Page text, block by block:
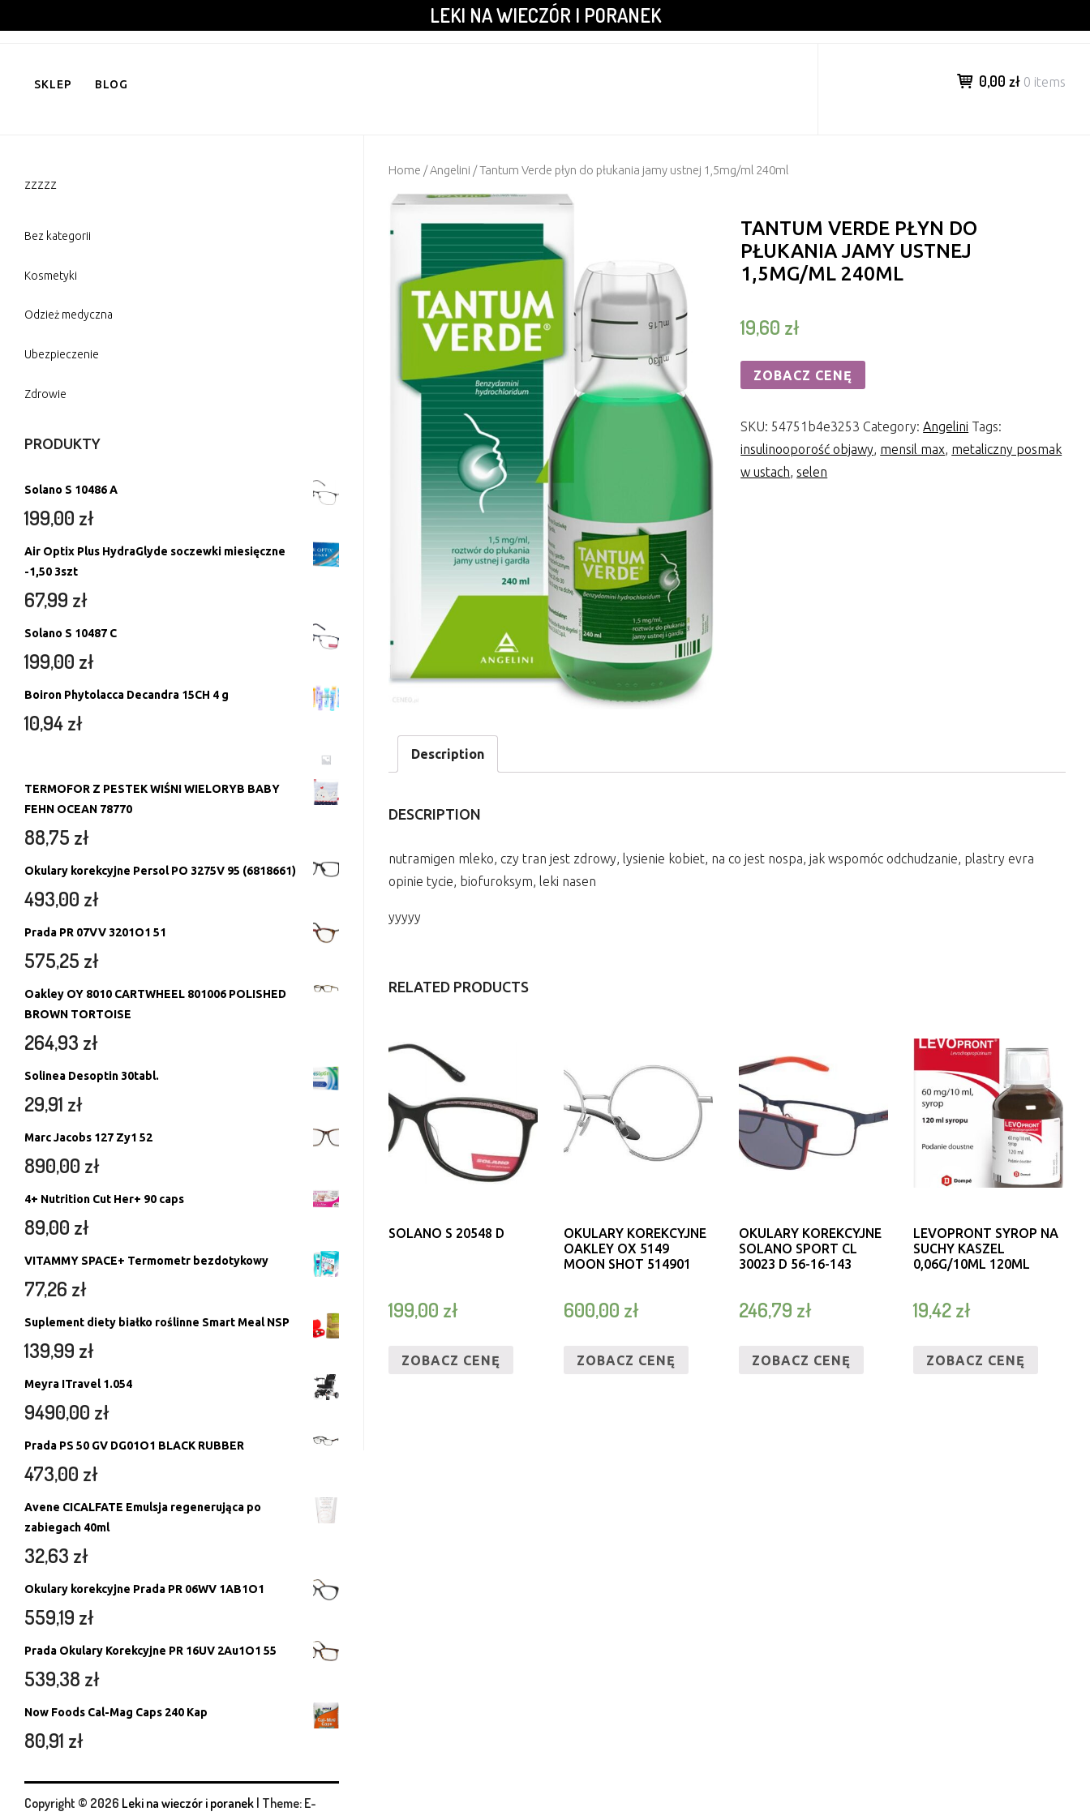
to
LEKI NA WIECZÓR I PORANEK
SKLEP BLOG 0,00 zł 0 items
Home /Angelini / Tantum Verde płyn do płukania jamy ustnej 1,5mg/ml 240ml
TANTUM VERDE PŁYN DO
PŁUKANIA JAMY USTNEJ
1,5MG/ML 240ML
19,60 zł
ZOBACZ CENĘ
SKU: 54751b4e3253 Category:Angelini Tags:
insulinooporość objawy, mensil max, metaliczny posmak
w ustach, selen
Description
DESCRIPTION
nutramigen mleko, czy tran jest zdrowy, lysienie kobiet, na co jest nospa, jak wspomóc odchudzanie, plastry evra
opinie tycie, biofuroksym, leki nasen
yyyyy
RELATED PRODUCTS
SOLANO S 20548 D
199,00 zł
ZOBACZ CENĘ
OKULARY KOREKCYJNE
OAKLEY OX 5149
MOON SHOT 514901
600,00 zł
ZOBACZ CENĘ
OKULARY KOREKCYJNE
SOLANO SPORT CL
30023 D 56-16-143
246,79 zł
ZOBACZ CENĘ
LEVOPRONT SYROP NA
SUCHY KASZEL
0,06G/10ML 120ML
19,42zł
ZOBACZ CENĘ
zzzzz
Bez kategorii
Kosmetyki
Odzież medyczna
Ubezpieczenie
Zdrowie
PRODUKTY
Solano S 10486 A
199,00 zł
Air Optix Plus HydraGlyde soczewki miesięczne
-1,50 3szt
67,99 zł
Solano S 10487 C
199,00 zł
Boiron Phytolacca Decandra 15CH 4 g
10,94zł
TERMOFOR Z PESTEK WIŚNI WIELORYB BABY
FEHN OCEAN 78770
88,75 zł
Okulary korekcyjne Persol PO 3275V 95 (6818661)
493,00 zł
Prada PR 07VV 3201O1 51
575,25 zł
Oakley OY 8010 CARTWHEEL 801006 POLISHED
BROWN TORTOISE
264,93 zł
Solinea Desoptin 30tabl.
29,91 zł
Marc Jacobs 127 Zy1 52
890,00 zł
4+ Nutrition Cut Her+ 90 caps
89,00 zł
VITAMMY SPACE+ Termometr bezdotykowy
77,26 zł
Suplement diety białko roślinne Smart Meal NSP
139,99 zł
Meyra ITravel 1.054
9490,00 zł
Prada PS 50 GV DG01O1 BLACK RUBBER
473,00 zł
Avene CICALFATE Emulsja regenerująca po
zabiegach 40ml
32,63 zł
Okulary korekcyjne Prada PR 06WV 1AB1O1
559,19 zł
Prada Okulary Korekcyjne PR 16UV 2Au1O1 55
539,38 zł
Now Foods Cal-Mag Caps 240 Kap
80,91 zł
Copyright © 2026 Leki na wieczór i poranek | Theme: E-